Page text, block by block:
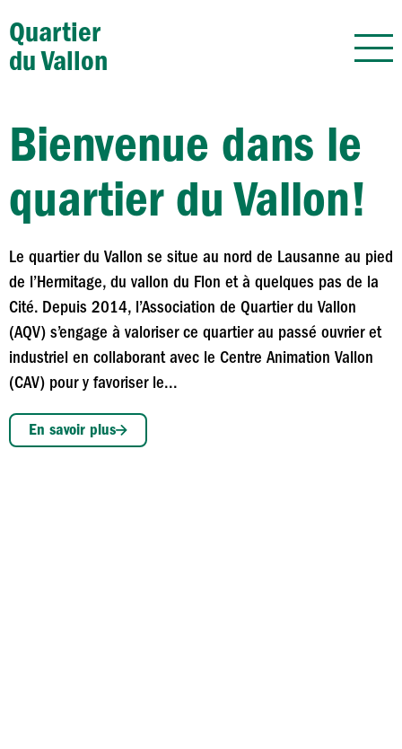
Quartier
du Vallon
Bienvenue dans le
quartier du Vallon!
Le quartier du Vallon se situe au nord de Lausanne au pied
de l’Hermitage, du vallon du Flon et à quelques pas de la
Cité. Depuis 2014, l’Association de Quartier du Vallon
(AQV) s’engage à valoriser ce quartier au passé ouvrier et
industriel en collaborant avec le Centre Animation Vallon
(CAV) pour y favoriser le...
En savoir plus